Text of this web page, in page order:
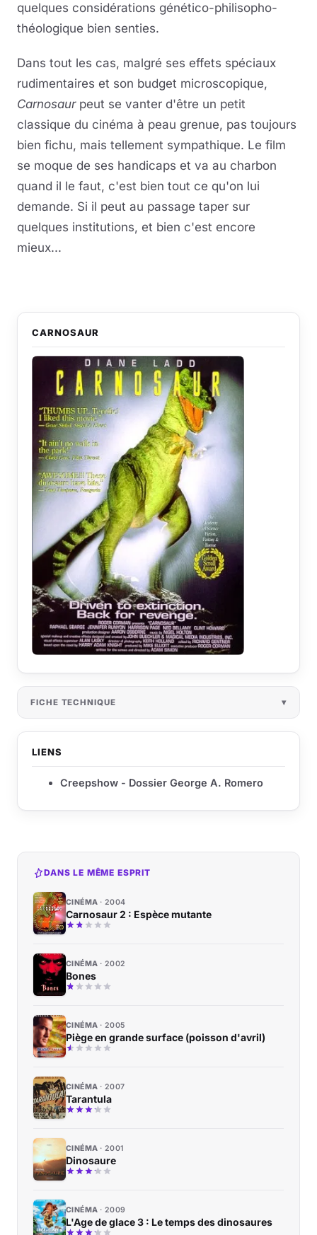
quelques considérations génético-philisopho-
théologique bien senties.
Dans tout les cas, malgré ses effets spéciaux
rudimentaires et son budget microscopique,
Carnosaurpeut se vanter d'être un petit
classique du cinéma à peau grenue, pas toujours
bien fichu, mais tellement sympathique. Le film
se moque de ses handicaps et va au charbon
quand il le faut, c'est bien tout ce qu'on lui
demande. Si il peut au passage taper sur
quelques institutions, et bien c'est encore
mieux...
CARNOSAUR
FICHE TECHNIQUE
LIENS
Creepshow - Dossier George A. Romero
DANS LE MÊME ESPRIT
CINÉMA 2004
Carnosaur 2 : Espèce mutante
CINÉMA 2002
Bones
CINÉMA 2005
Piège en grande surface (poisson d'avril)
CINÉMA 2007
Tarantula
CINÉMA 2001
Dinosaure
CINÉMA 2009
L'Age de glace 3 : Le temps des dinosaures